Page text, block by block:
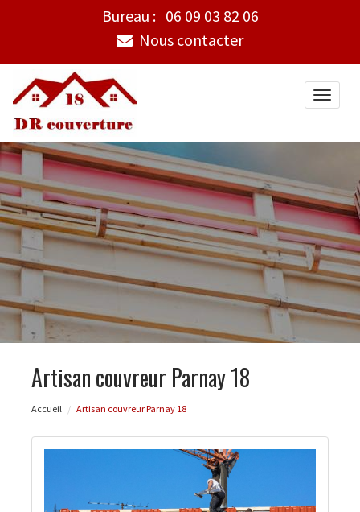
Bureau : 06 09 03 82 06
Nous contacter
Toggle
Artisan couvreur Parnay 18
Accueil Artisan couvreur Parnay 18